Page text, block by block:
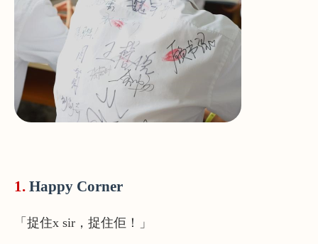
1. Happy Corner
「捉住x sir，捉住佢！」